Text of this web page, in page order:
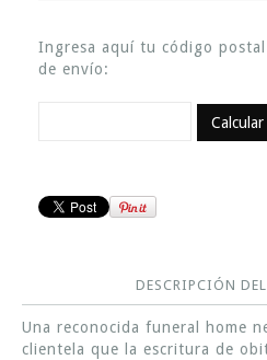
Ingresa aquí tu código
de envío:
DESCRIPCIÓN
Una reconocida funeral home
clientela que la escritura de